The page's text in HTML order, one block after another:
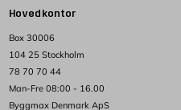
Hovedkontor
Box 30006
104 25 Stockholm
78 70 70 44
Man-Fre 08:00 - 16.00
Byggmax Denmark ApS